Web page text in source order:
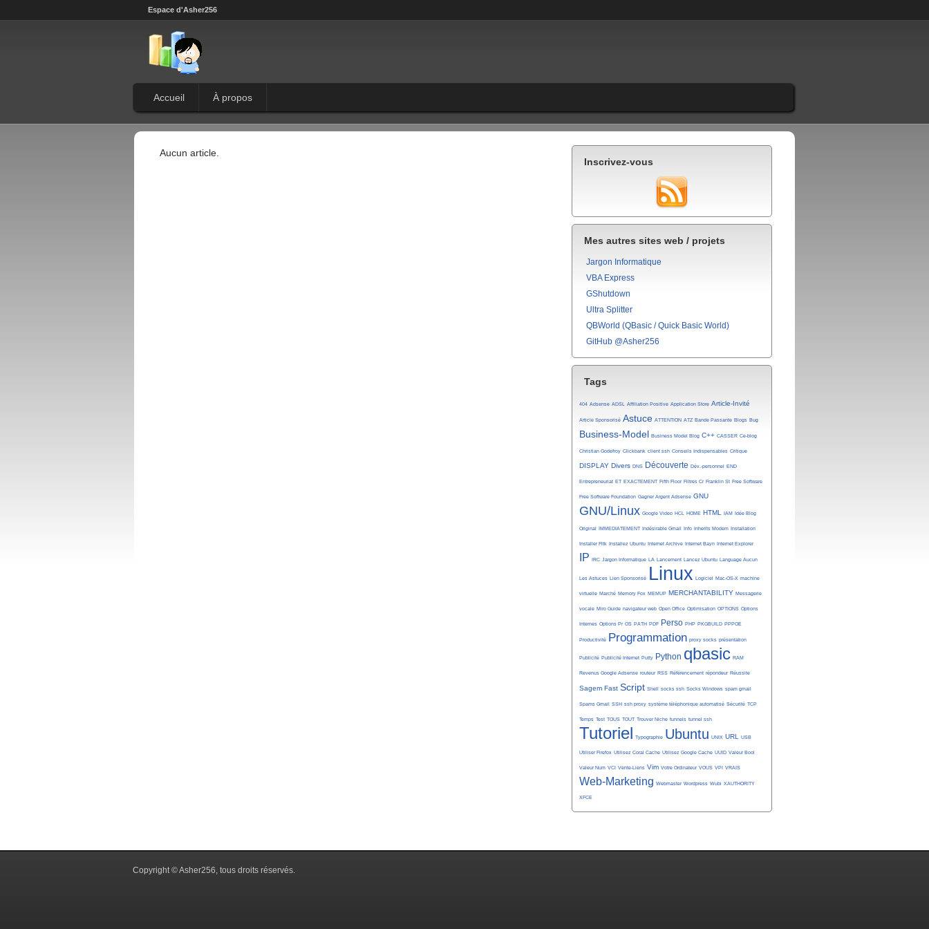
Espace d'Asher256
Accueil À propos
Aucun article.
Inscrivez-vous
Mes autres sites web / projets
Jargon Informatique
VBA Express
GShutdown
Ultra Splitter
QBWorld (QBasic / Quick Basic World)
GitHub @Asher256
Tags
404 Adsense ADSL Affiliation Positive Application Store Article-Invité
Article Sponsorisé Astuce ATTENTION ATZ Bande Passante Blogs Bug
Business-Model Business Model Blog C++ CASSER Ce-blog
Christian Godefroy Clickbank client ssh Conseils Indispensables Critique
DISPLAY Divers DNS Découverte Dév.-personnel END
Entrepreneuriat ET EXACTEMENT Fifth Floor Filtres Cr Franklin St Free Software
Free Software Foundation Gagner Argent Adsense GNU
GNU/Linux Google Video HCL HOME HTML IAM Idée Blog
Original IMMEDIATEMENT Indésirable Gmail Info Inherits Modem Installation
Installer Fltk Installez Ubuntu Internet Archive Internet Bayn Internet Explorer
IP IRC Jargon Informatique LA Lancement Lancez Ubuntu Language Aucun
Les Astuces Lien Sponsorisé Linux Logiciel Mac-OS-X machine
virtuelle Marché Memory Fox MEMUP MERCHANTABILITY Messagerie
vocale Miro Guide navigateur web Open Office Optimisation OPTIONS Options
Internes Options Pr OS PATH PDF Perso PHP PKGBUILD PPPOE
Productivité Programmation proxy socks présentation
Publicité Publicité Internet Putty Python qbasic RAM
Revenus Google Adsense routeur RSS Référencement répondeur Réussite
Sagem Fast Script Shell socks ssh Socks Windows spam gmail
Spams Gmail SSH ssh proxy système téléphonique automatisé Sécurité TCP
Temps Test TOUS TOUT Trouver Niche tunnels tunnel ssh
Tutoriel Typographie Ubuntu UNIX URL USB
Utiliser Firefox Utilisez Coral Cache Utilisez Google Cache UUID Valeur Bool
Valeur Num VCI Vente-Liens Vim Votre Ordinateur VOUS VPI VRAIS
Web-Marketing Webmaster Wordpress Wubi XAUTHORITY
XFCE
Copyright © Asher256, tous droits réservés.